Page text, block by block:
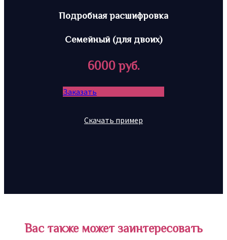
Подробная расшифровка
Семейный (для двоих)
6000 руб.
Заказать
Скачать пример
Вас также может заинтересовать